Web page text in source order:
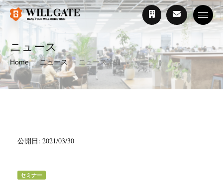
ニュース
Home ニュース ニュース詳細
公開日: 2021/03/30
セミナー